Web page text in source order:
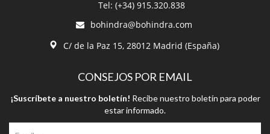
CONSEJOS POR EMAIL
¡Suscríbete a nuestro boletín!Recibe nuestro boletín para poder
Suscríbete a nuestro boletín